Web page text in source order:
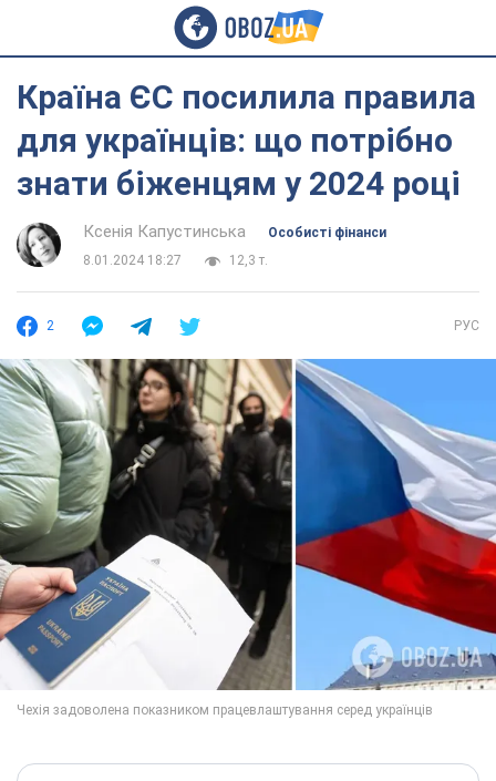
Країна ЄС посилила правила
для українців: що потрібно
знати біженцям у 2024 році
Ксенія Капустинська
Особисті фінанси
8.01.2024 18:27
12,3 т.
2 РУС